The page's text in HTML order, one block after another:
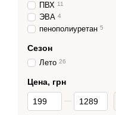
ПВХ 11
ЭВА 4
пенополиуретан 5
Сезон
Лето 26
Цена, грн
От Цена, грн
До Цена, грн